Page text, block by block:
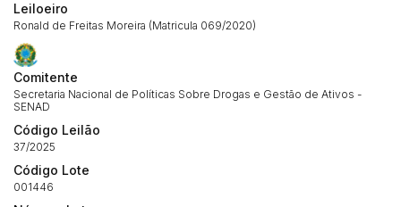
Leiloeiro
Ronald de Freitas Moreira (Matricula 069/2020)
Comitente
Secretaria Nacional de Políticas Sobre Drogas e Gestão de Ativos -
SENAD
Código Leilão
37/2025
Código Lote
001446